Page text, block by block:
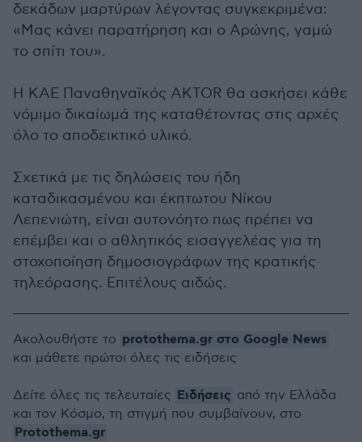
δεκάδων μαρτύρων λέγοντας συγκεκριμένα:
«Μας κάνει παρατήρηση και ο Αρώνης, γαμώ
το σπίτι του».
Η ΚΑΕ Παναθηναϊκός AKTOR θα ασκήσει κάθε
νόμιμο δικαίωμά της καταθέτοντας στις αρχές
όλο το αποδεικτικό υλικό.
Σχετικά με τις δηλώσεις του ήδη
καταδικασμένου και έκπτωτου Νίκου
Λεπενιώτη, είναι αυτονόητο πως πρέπει να
επέμβει και ο αθλητικός εισαγγελέας για τη
στοχοποίηση δημοσιογράφων της κρατικής
τηλεόρασης. Επιτέλους αιδώς.
Ακολουθήστε το protothema.gr στο Google News
και μάθετε πρώτοι όλες τις ειδήσεις
Δείτε όλες τις τελευταίες Ειδήσεις από την Ελλάδα
και τον Κόσμο, τη στιγμή που συμβαίνουν, στο
Protothema.gr